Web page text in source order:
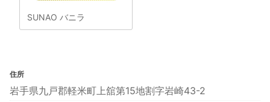
SUNAO バニラ
住所
岩手県九戸郡軽米町上舘第15地割字岩崎43-2